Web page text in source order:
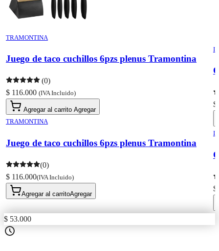
TRAMONTINA
Juego de taco cuchillos 6pzs plenus Tramontina
(0)
$ 116.000 (IVA Incluido)
Agregar al carrito Agregar
TRAMONTINA
Juego de taco cuchillos 6pzs plenus Tramontina
(0)
$ 116.000(IVA Incluido)
Agregar al carritoAgregar
$
$
$ 53.000